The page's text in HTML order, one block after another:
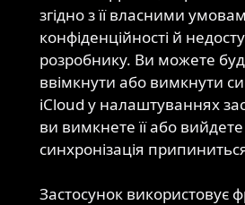
згідно з її власними
конфіденційності й
розробнику. Ви можете
ввімкнути або вимкнути
iCloud у налаштуваннях
ви вимкнете її або
синхронізація
Застосунок використовує